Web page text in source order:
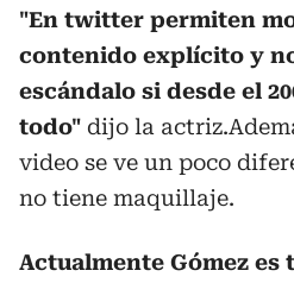
"En twitter permiten
contenido explícito y
escándalo si desde el
todo" dijo la
video se ve un poco
no tiene maquillaje.
Actualmente Gómez es